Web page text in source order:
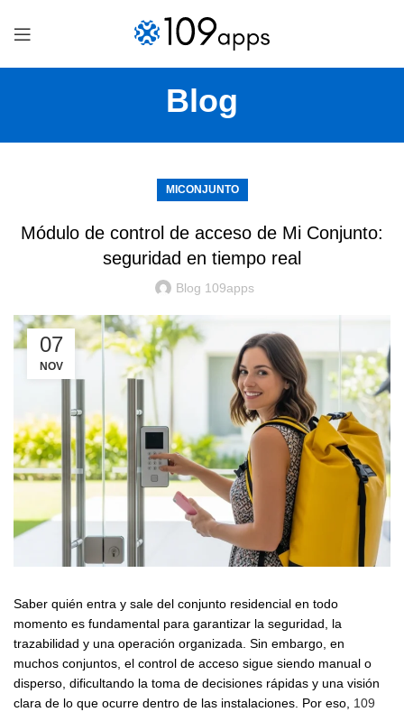
Blog
MICONJUNTO
Módulo de control de acceso de Mi Conjunto:
seguridad en tiempo real
Blog 109apps
07
NOV
Saber quién entra y sale del conjunto residencial en todo
momento es fundamental para garantizar la seguridad, la
trazabilidad y una operación organizada. Sin embargo, en
muchos conjuntos, el control de acceso sigue siendo manual o
disperso, dificultando la toma de decisiones rápidas y una visión
clara de lo que ocurre dentro de las instalaciones. Por eso, 109